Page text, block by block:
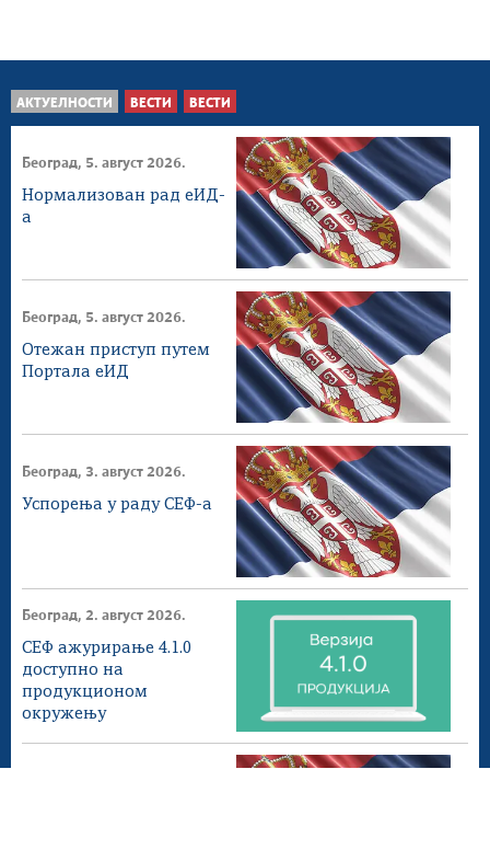
АКТУЕЛНОСТИ ВЕСТИ ВЕСТИ
Београд, 5. август 2026.
Нормализован рад еИД-
а
Београд, 5. август 2026.
Отежан приступ путем
Портала еИД
Београд, 3. август 2026.
Успорења у раду СЕФ-а
Београд, 2. август 2026.
СЕФ ажурирање 4.1.0
доступнo на
продукционом
окружењу